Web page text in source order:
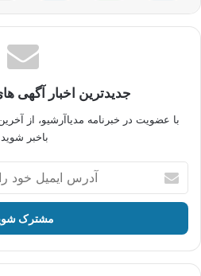
جدیدترین اخبار آگهی
با عضویت در خبرنامه مدیاآرشیو، از
باخبر
ایمیل
خود
وارد
کنید